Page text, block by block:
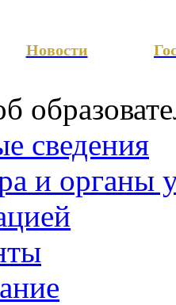
Новости
сведения
и органы